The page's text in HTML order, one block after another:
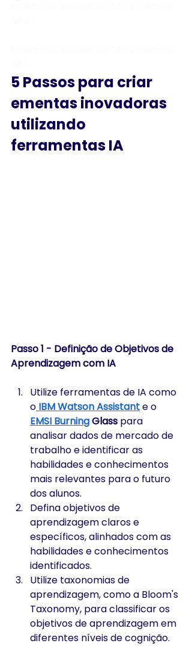
5 Passos para criar
ementas inovadoras
utilizando
ferramentas IA
Passo 1 - Definição de Objetivos de
Aprendizagem com IA
Utilize ferramentas de IA como
o IBM Watson Assistant e o
EMSI Burning Glass para
analisar dados de mercado de
trabalho e identificar as
habilidades e conhecimentos
mais relevantes para o futuro
dos alunos.
Defina objetivos de
aprendizagem claros e
específicos, alinhados com as
habilidades e conhecimentos
identificados.
Utilize taxonomias de
aprendizagem, como a Bloom's
Taxonomy, para classificar os
objetivos de aprendizagem em
diferentes níveis de cognição.